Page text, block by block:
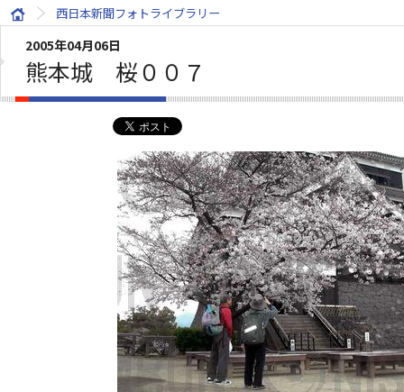
西日本新聞フォトライブラリー
2005年04月06日
熊本城 桜００７